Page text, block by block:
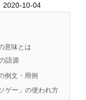
2020-10-04
意味とは
語源
例文・用例
ゲー」の使われ方